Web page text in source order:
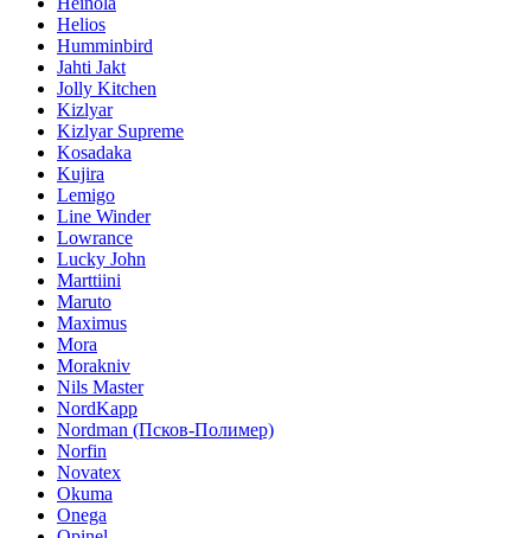
Helios
Humminbird
Jahti Jakt
Jolly Kitchen
Kizlyar
Kizlyar Supreme
Kosadaka
Kujira
Lemigo
Line Winder
Lowrance
Lucky John
Marttiini
Maruto
Maximus
Mora
Morakniv
Nils Master
NordKapp
Nordman (Псков-Полимер)
Norfin
Novatex
Okuma
Onega